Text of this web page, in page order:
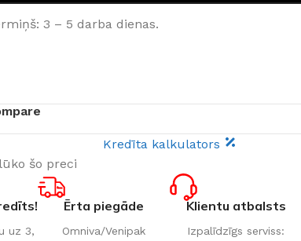
3 – 5 darba dienas.
Kredīta kalkulators
šo preci
uz 3,
Ērta piegāde
Omniva/Venipak
Klientu atbalsts
Izpalīdzīgs serviss: